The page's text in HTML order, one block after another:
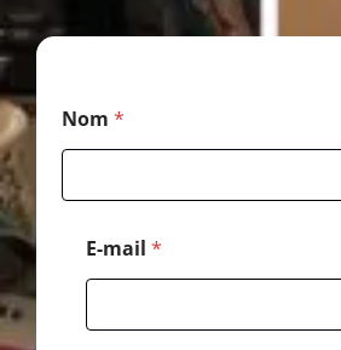
Nom *
E-mail *